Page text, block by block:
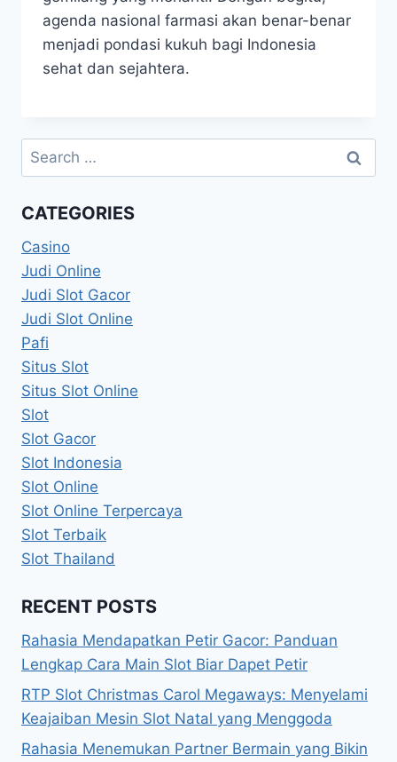
agenda nasional farmasi akan benar-benar
menjadi pondasi kukuh bagi Indonesia
sehat dan sejahtera.
Search
for:
CATEGORIES
Casino
Judi Online
Judi Slot Gacor
Judi Slot Online
Pafi
Situs Slot
Situs Slot Online
Slot
Slot Gacor
Slot Indonesia
Slot Online
Slot Online Terpercaya
Slot Terbaik
Slot Thailand
RECENT POSTS
Rahasia Mendapatkan Petir Gacor: Panduan
Lengkap Cara Main Slot Biar Dapet Petir
RTP Slot Christmas Carol Megaways: Menyelami
Keajaiban Mesin Slot Natal yang Menggoda
Rahasia Menemukan Partner Bermain yang Bikin